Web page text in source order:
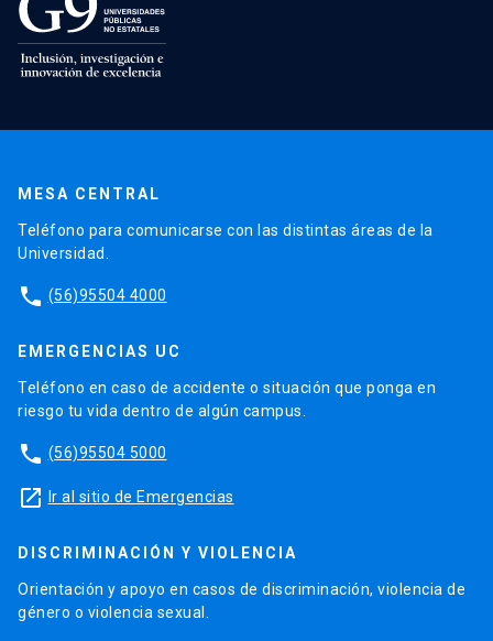
MESA CENTRAL
Teléfono para comunicarse con las distintas áreas de la
Universidad.
phone (56)95504 4000
EMERGENCIAS UC
Teléfono en caso de accidente o situación que ponga en
riesgo tu vida dentro de algún campus.
phone (56)95504 5000
launch Ir al sitio de Emergencias
DISCRIMINACIÓN Y VIOLENCIA
Orientación y apoyo en casos de discriminación, violencia de
género o violencia sexual.